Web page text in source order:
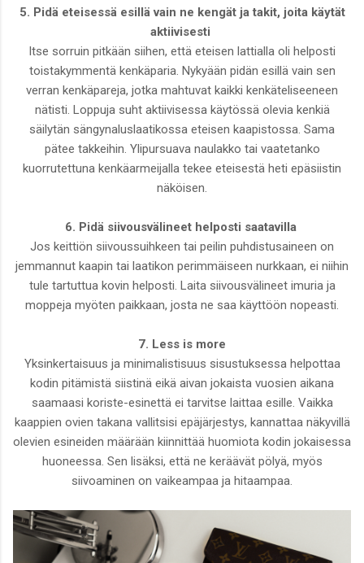
5. Pidä eteisessä esillä vain ne kengät ja takit, joita käytät
aktiivisesti
Itse sorruin pitkään siihen, että eteisen lattialla oli helposti
toistakymmentä kenkäparia. Nykyään pidän esillä vain sen
verran kenkäpareja, jotka mahtuvat kaikki kenkäteliseeneen
nätisti. Loppuja suht aktiivisessa käytössä olevia kenkiä
säilytän sängynaluslaatikossa eteisen kaapistossa. Sama
pätee takkeihin. Ylipursuava naulakko tai vaatetanko
kuorrutettuna kenkäarmeijalla tekee eteisestä heti epäsiistin
näköisen.
6. Pidä siivousvälineet helposti saatavilla
Jos keittiön siivoussuihkeen tai peilin puhdistusaineen on
jemmannut kaapin tai laatikon perimmäiseen nurkkaan, ei niihin
tule tartuttua kovin helposti. Laita siivousvälineet imuria ja
moppeja myöten paikkaan, josta ne saa käyttöön nopeasti.
7. Less is more
Yksinkertaisuus ja minimalistisuus sisustuksessa helpottaa
kodin pitämistä siistinä eikä aivan jokaista vuosien aikana
saamaasi koriste-esinettä ei tarvitse laittaa esille. Vaikka
kaappien ovien takana vallitsisi epäjärjestys, kannattaa näkyvillä
olevien esineiden määrään kiinnittää huomiota kodin jokaisessa
huoneessa. Sen lisäksi, että ne keräävät pölyä, myös
siivoaminen on vaikeampaa ja hitaampaa.